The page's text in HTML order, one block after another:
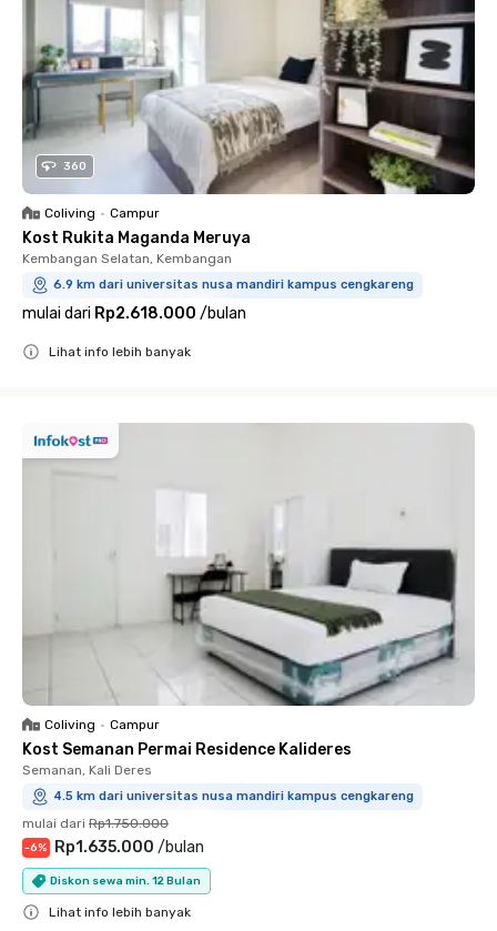
360
Coliving • Campur
Kost Rukita Maganda Meruya
Kembangan Selatan, Kembangan
6.9 km dari universitas nusa mandiri kampus cengkareng
mulai dari Rp2.618.000 /bulan
Lihat info lebih banyak
Coliving • Campur
Kost Semanan Permai Residence Kalideres
Semanan, Kali Deres
4.5 km dari universitas nusa mandiri kampus cengkareng
mulai dari Rp1.750.000
-6% Rp1.635.000 /bulan
Diskon sewa min. 12 Bulan
Lihat info lebih banyak